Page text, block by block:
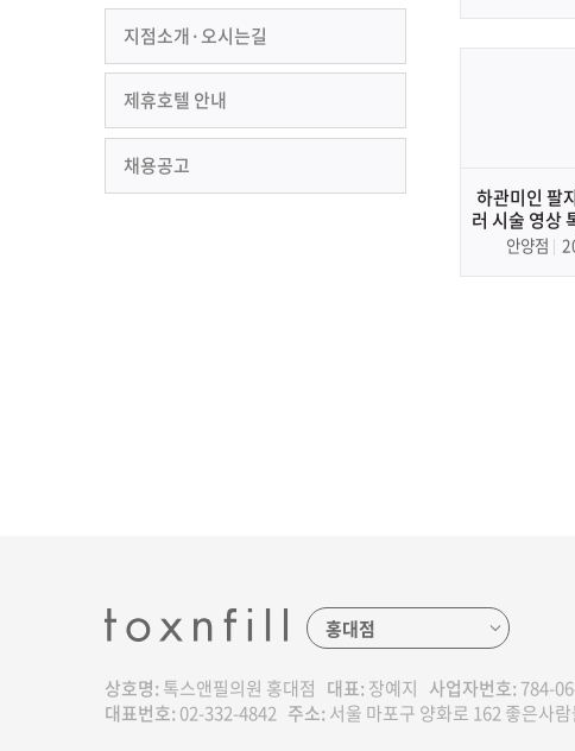
지점소개·오시는길
제휴호텔 안내
채용공고
하관미인 팔
러 시술 영상
산본 피
안양점
상호명: 톡스앤필의원 홍대점 대표: 장예지 사업자번호: 784-
대표번호: 02-332-4842 주소: 서울 마포구 양화로 162 좋은사